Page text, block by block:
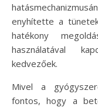
enyhítette a
hatékony
használatával
kedvezőek.
Mivel a
fontos, hogy a